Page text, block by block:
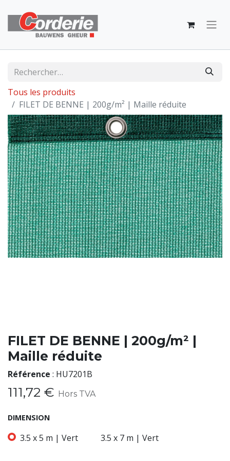
Tous les produits
FILET DE BENNE | 200g/m² | Maille réduite
FILET DE BENNE | 200g/m² |
Maille réduite
Référence : HU7201B
111,72 € Hors TVA
DIMENSION
3.5 x 5 m | Vert 3.5 x 7 m | Vert